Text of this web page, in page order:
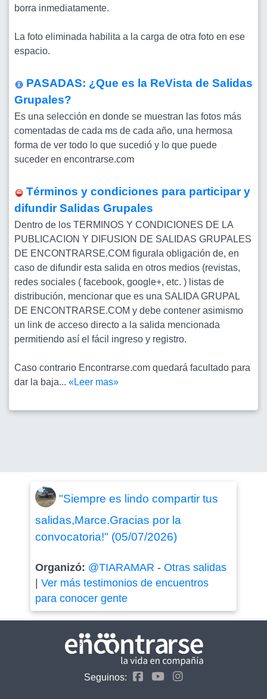
borra inmediatamente.
La foto eliminada habilita a la carga de otra foto en ese
espacio.
PASADAS: ¿Que es la ReVista de Salidas
Grupales?
Es una selección en donde se muestran las fotos más
comentadas de cada ms de cada año, una hermosa
forma de ver todo lo que sucedió y lo que puede
suceder en encontrarse.com
Términos y condiciones para participar y
difundir Salidas Grupales
Dentro de los TERMINOS Y CONDICIONES DE LA
PUBLICACION Y DIFUSION DE SALIDAS GRUPALES
DE ENCONTRARSE.COM figurala obligación de, en
caso de difundir esta salida en otros medios (revistas,
redes sociales ( facebook, google+, etc. ) listas de
distribución, mencionar que es una SALIDA GRUPAL
DE ENCONTRARSE.COM y debe contener asimismo
un link de acceso directo a la salida mencionada
permitiendo así el fácil ingreso y registro.
Caso contrario Encontrarse.com quedará facultado para
dar la baja... «Leer mas»
"Siempre es lindo compartir tus
salidas,Marce.Gracias por la
convocatoria!" (05/07/2026)
Organizó: @TIARAMAR - Otras salidas
Ver más testimonios de encuentros
para conocer gente
Seguinos: